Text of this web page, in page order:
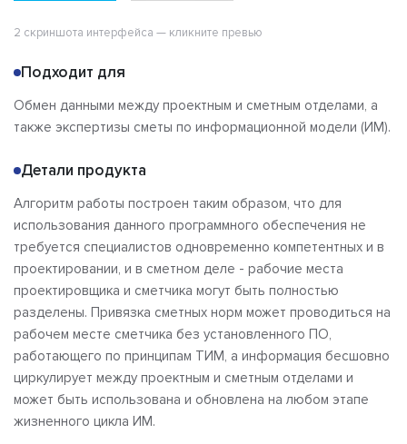
2 скриншота интерфейса — кликните превью
Подходит для
Обмен данными между проектным и сметным отделами, а
также экспертизы сметы по информационной модели (ИМ).
Детали продукта
Алгоритм работы построен таким образом, что для
использования данного программного обеспечения не
требуется специалистов одновременно компетентных и в
проектировании, и в сметном деле - рабочие места
проектировщика и сметчика могут быть полностью
разделены. Привязка сметных норм может проводиться на
рабочем месте сметчика без установленного ПО,
работающего по принципам ТИМ, а информация бесшовно
циркулирует между проектным и сметным отделами и
может быть использована и обновлена на любом этапе
жизненного цикла ИМ.